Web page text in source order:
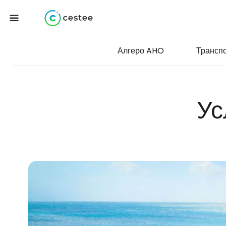
Алгеро AHO